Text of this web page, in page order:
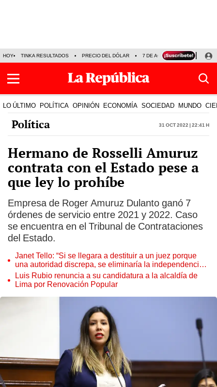
HOY TINKA RESULTADOS PRECIO DEL DÓLAR 7 DE AGOSTO OLLANTA
LO ÚLTIMO POLÍTICA OPINIÓN ECONOMÍA SOCIEDAD MUNDO
Política 31 Oct 2022 | 22:41 h
Hermano de Rosselli Amuruz
contrata con el Estado pese a
que ley lo prohíbe
Empresa de Roger Amuruz Dulanto ganó 7
órdenes de servicio entre 2021 y 2022. Caso
se encuentra en el Tribunal de Contrataciones
del Estado.
Janet Tello: “Si se llegara a destituir a un juez porque
una autoridad discrepa, se eliminaría la independencia
judicial”
Luis Rubio renuncia a su candidatura a la alcaldía de
Lima por Renovación Popular